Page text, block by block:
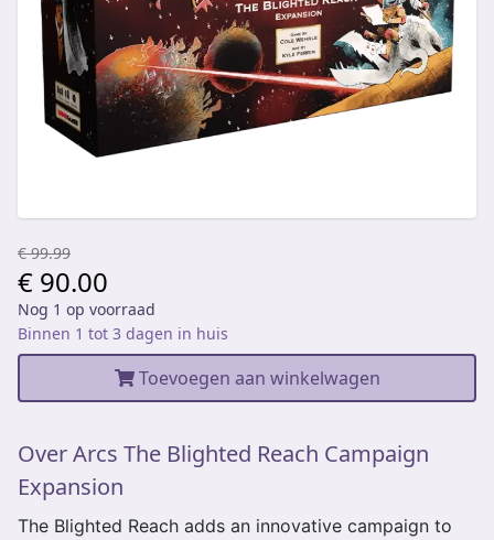
€ 99.99
€ 90.00
Nog 1 op voorraad
Binnen 1 tot 3 dagen in huis
Toevoegen aan winkelwagen
Over Arcs The Blighted Reach Campaign
Expansion
The Blighted Reach adds an innovative campaign to